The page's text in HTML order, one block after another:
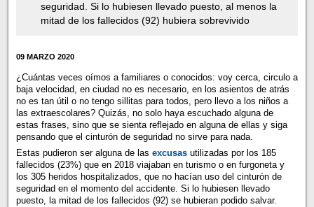
seguridad. Si lo hubiesen llevado puesto, al menos la
mitad de los fallecidos (92) hubiera sobrevivido
09 MARZO 2020
¿Cuántas veces oímos a familiares o conocidos: voy cerca, circulo a
baja velocidad, en ciudad no es necesario, en los asientos de atrás
no es tan útil o no tengo sillitas para todos, pero llevo a los niños a
las extraescolares? Quizás, no solo haya escuchado alguna de
estas frases, sino que se sienta reflejado en alguna de ellas y siga
pensando que el cinturón de seguridad no sirve para nada.
Estas pudieron ser alguna de las excusasutilizadas por los 185
fallecidos (23%) que en 2018 viajaban en turismo o en furgoneta y
los 305 heridos hospitalizados, que no hacían uso del cinturón de
seguridad en el momento del accidente. Si lo hubiesen llevado
puesto, la mitad de los fallecidos (92) se hubieran podido salvar.